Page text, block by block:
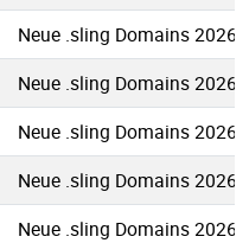
Neue .sling Domains 2026-
Neue .sling Domains 2026-
Neue .sling Domains 2026-
Neue .sling Domains 2026-
Neue .sling Domains 2026-